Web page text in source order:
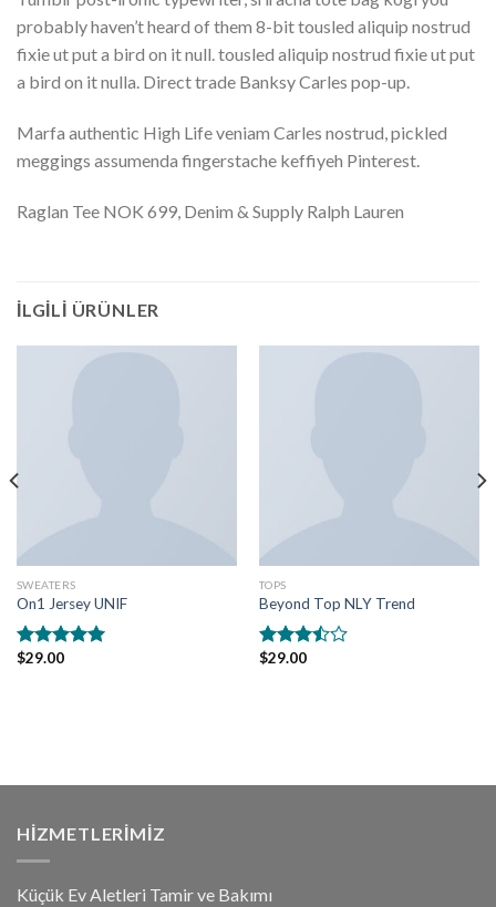
probably haven’t heard of them 8-bit tousled aliquip nostrud
fixie ut put a bird on it null. tousled aliquip nostrud fixie ut put
a bird on it nulla. Direct trade Banksy Carles pop-up.
Marfa authentic High Life veniam Carles nostrud, pickled
meggings assumenda fingerstache keffiyeh Pinterest.
Raglan Tee NOK 699, Denim & Supply Ralph Lauren
İLGILI ÜRÜNLER
SWEATERS
On1 Jersey UNIF
5 üzerinden
$29.00
TOPS
Beyond Top NLY Trend
5
$29.00
HIZMETLERIMIZ
Küçük Ev Aletleri Tamir ve Bakımı